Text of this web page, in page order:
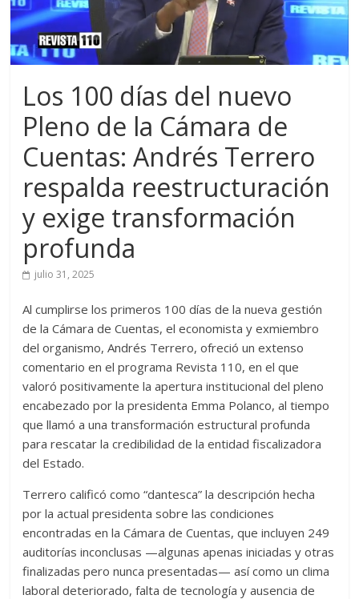
Los 100 días del nuevo
Pleno de la Cámara de
Cuentas: Andrés Terrero
respalda reestructuración
y exige transformación
profunda
julio 31, 2025
Al cumplirse los primeros 100 días de la nueva gestión
de la Cámara de Cuentas, el economista y exmiembro
del organismo, Andrés Terrero, ofreció un extenso
comentario en el programa Revista 110, en el que
valoró positivamente la apertura institucional del pleno
encabezado por la presidenta Emma Polanco, al tiempo
que llamó a una transformación estructural profunda
para rescatar la credibilidad de la entidad fiscalizadora
del Estado.
Terrero calificó como “dantesca” la descripción hecha
por la actual presidenta sobre las condiciones
encontradas en la Cámara de Cuentas, que incluyen 249
auditorías inconclusas —algunas apenas iniciadas y otras
finalizadas pero nunca presentadas— así como un clima
laboral deteriorado, falta de tecnología y ausencia de